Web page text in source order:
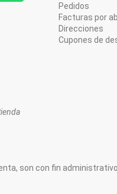
son con fin
Pedidos
Facturas por
Direcciones
Cupones de